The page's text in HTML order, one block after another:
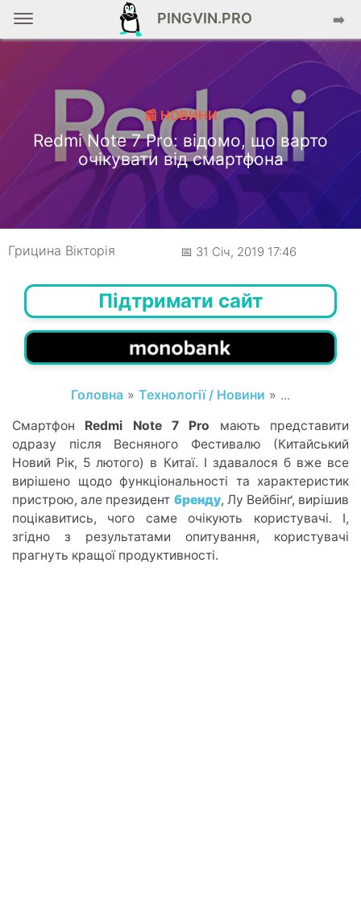
PINGVIN.PRO ➡️
📰 НОВИНИ
Redmi Note 7 Pro: відомо, що варто
очікувати від смартфона
Грицина Вікторія 📅 31 Січ, 2019 17:46
Підтримати сайт
Головна » Технології / Новини » ...
Смартфон Redmi Note 7 Pro мають представити
одразу після Весняного Фестивалю (Китайський
Новий Рік, 5 лютого) в Китаї. І здавалося б вже все
вирішено щодо функціональності та характеристик
пристрою, але президент бренду, Лу Вейбінґ, вирішив
поцікавитись, чого саме очікують користувачі. І,
згідно з результатами опитування, користувачі
прагнуть кращої продуктивності.